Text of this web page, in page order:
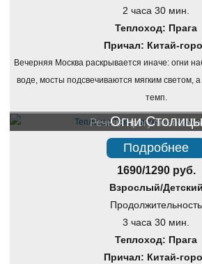
2 часа 30 мин.
Теплоход: Прага
Причал: Китай-
Вечерняя Москва раскрывается иначе: огни
воде, мосты подсвечиваются мягким светом,
темп.
Речная прогулка по
Огни Столицы
Подробнее
1690/1290 руб.
Взрослый/Детский
Продолжительность
3 часа 30 мин.
Теплоход: Прага
Причал: Китай-